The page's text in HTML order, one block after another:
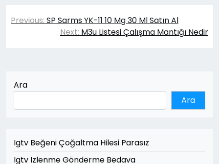
Yazı
gezinmesi
Previous: SP Sarms YK-11 10 Mg 30 Ml Satın Al
Next: M3u Listesi Çalışma Mantığı Nedir
Ara
Ara
Igtv Beğeni Çoğaltma Hilesi Parasız
Igtv Izlenme Gönderme Bedava